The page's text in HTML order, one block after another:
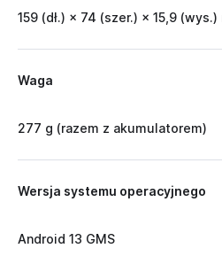
159 (dł.) × 74 (szer.) × 15,9 (wys.)
Waga
277 g (razem z akumulatorem)
Wersja systemu operacyjnego
Android 13 GMS